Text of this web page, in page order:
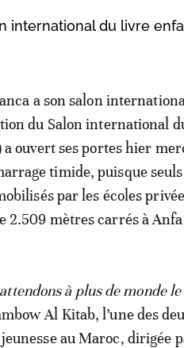
international du livre
a son salon
du Salon international
a ouvert ses portes hier
timide, puisque
par les écoles
2.509 mètres carrés à
à plus de monde
Al Kitab, l’une des
au Maroc, dirigée